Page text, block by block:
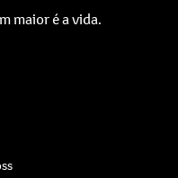
maior é a vida.